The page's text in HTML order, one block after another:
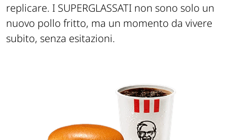
replicare. I SUPERGLASSATI non sono solo un
nuovo pollo fritto, ma un momento da vivere
subito, senza esitazioni.